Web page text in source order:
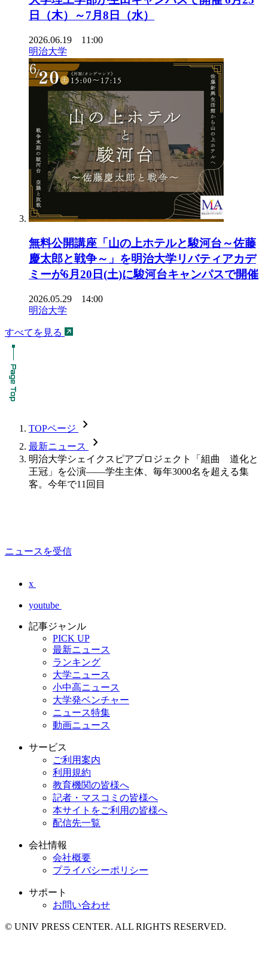
日（木）～7月8日（水）
2026.06.19 11:00
明治大学
無料公開講座「山の上ホテルと駿河台～佐藤
慶太郎と戦争～」を明治大学リバティアカデ
ミーが6月20日(土)に駿河台キャンパスで開催
2026.05.29 14:00
明治大学
すべてを見る
TOPページ chevron_forward
最新ニュース chevron_forward
明治大学シェイクスピアプロジェクト「組曲 道化と
王冠」を公演――学生主体、毎年3000名を超える集
客。今年で11回目
ニュースを受信
x
youtube
記事ジャンル
PICK UP
最新ニュース
ランキング
大学ニュース
小中高ニュース
大学発ベンチャー
ニュース特集
動画ニュース
サービス
ご利用案内
利用規約
教育機関の皆様へ
記者・マスコミの皆様へ
本サイトをご利用の皆様へ
配信先一覧
会社情報
会社概要
プライバシーポリシー
サポート
お問い合わせ
© UNIV PRESS CENTER. ALL RIGHTS RESERVED.